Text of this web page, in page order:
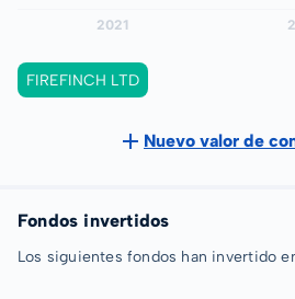
FIREFINCH LTD
Nuevo valor de
Fondos invertidos
Los siguientes fondos han invertido